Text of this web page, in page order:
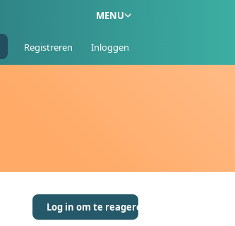
MENU
Registreren Inloggen
Log in om te reageren